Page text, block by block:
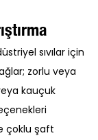
sıvılar için
zorlu veya
kauçuk
çoklu şaft